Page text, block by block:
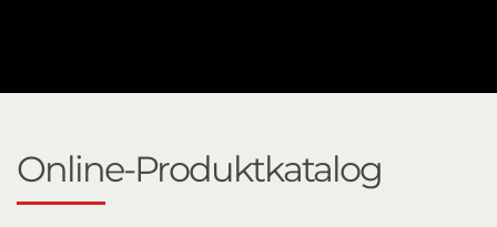
Online-Produktkatalog